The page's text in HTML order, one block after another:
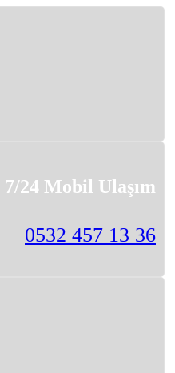
7/24 Mobil Ulaşım
0532 457 13 36